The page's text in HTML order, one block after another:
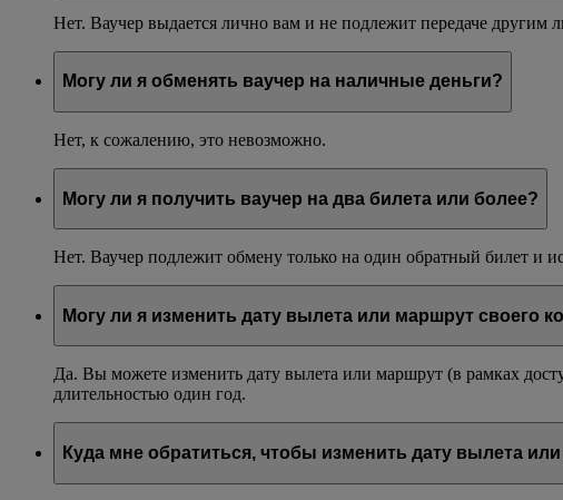
Нет. Ваучер выдается лично вам и не подлежит передаче
Могу ли я обменять ваучер на наличные деньги?
Нет, к сожалению, это невозможно.
Могу ли я получить ваучер на два билета или более?
Нет. Ваучер подлежит обмену только на один обратный билет и
Могу ли я изменить дату вылета или маршрут своего
Да. Вы можете изменить дату вылета или маршрут (в рамках
длительностью один год.
Куда мне обратиться, чтобы изменить дату вылета